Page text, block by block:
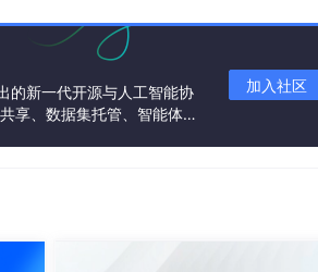
的新一代开源与人工智能协
享、数据集托管、智能体开
加入社区